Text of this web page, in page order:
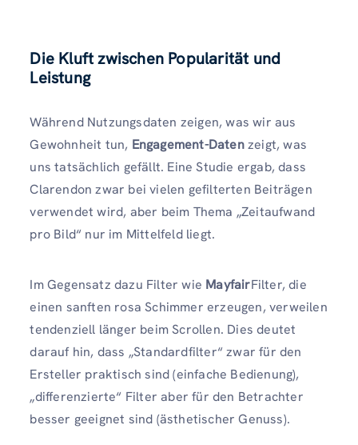
Die Kluft zwischen Popularität und
Leistung
Während Nutzungsdaten zeigen, was wir aus
Gewohnheit tun, Engagement-Datenzeigt, was
uns tatsächlich gefällt. Eine Studie ergab, dass
Clarendon zwar bei vielen gefilterten Beiträgen
verwendet wird, aber beim Thema „Zeitaufwand
pro Bild“ nur im Mittelfeld liegt.
Im Gegensatz dazu Filter wie MayfairFilter, die
einen sanften rosa Schimmer erzeugen, verweilen
tendenziell länger beim Scrollen. Dies deutet
darauf hin, dass „Standardfilter“ zwar für den
Ersteller praktisch sind (einfache Bedienung),
„differenzierte“ Filter aber für den Betrachter
besser geeignet sind (ästhetischer Genuss).